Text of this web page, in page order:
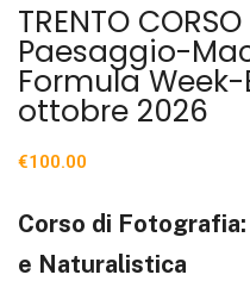
TRENTO
Paesaggio-
Formula
ottobre 2026
€100.00
Corso di
e Naturalistica